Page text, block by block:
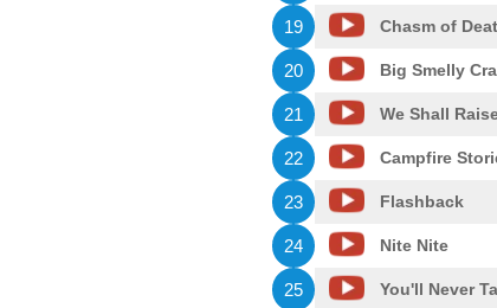
19 Chasm of
20 Big Smelly
21 We Shall
22 Campfire
23 Flashback
24 Nite Nite
25 You'll Never